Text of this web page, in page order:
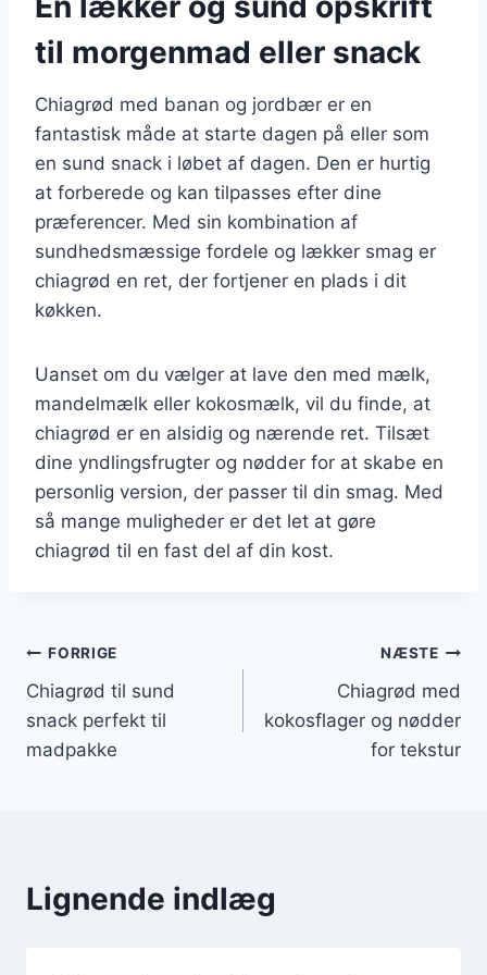
til morgenmad eller snack
Chiagrød med banan og jordbær er en
fantastisk måde at starte dagen på eller som
en sund snack i løbet af dagen. Den er hurtig
at forberede og kan tilpasses efter dine
præferencer. Med sin kombination af
sundhedsmæssige fordele og lækker smag er
chiagrød en ret, der fortjener en plads i dit
køkken.
Uanset om du vælger at lave den med mælk,
mandelmælk eller kokosmælk, vil du finde, at
chiagrød er en alsidig og nærende ret. Tilsæt
dine yndlingsfrugter og nødder for at skabe en
personlig version, der passer til din smag. Med
så mange muligheder er det let at gøre
chiagrød til en fast del af din kost.
Indlægsnavigation
FORRIGE
Chiagrød til sund
snack perfekt til
madpakke
NÆSTE
Chiagrød med
kokosflager og nødder
for tekstur
Lignende indlæg